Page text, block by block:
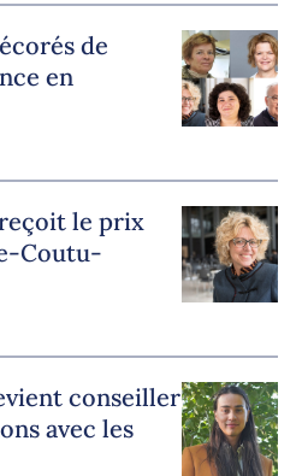
de
en
le prix
Coutu-
conseiller
avec les